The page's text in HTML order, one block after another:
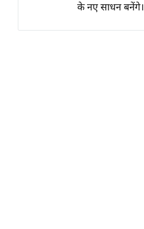
पर्यटन स्थल
फिटनेस मंत्रा
के नए साधन बनेंगे।